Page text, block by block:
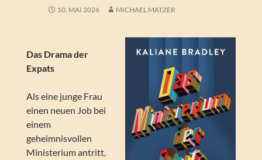
10. MAI 2026 MICHAEL MATZER
Das Drama der
Expats
Als eine junge Frau
einen neuen Job bei
einem
geheimnisvollen
Ministerium antritt,